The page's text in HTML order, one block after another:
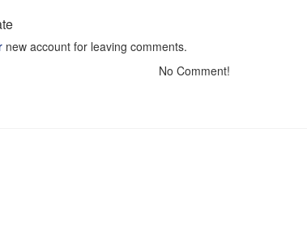
new account for leaving comments.
No Comment!